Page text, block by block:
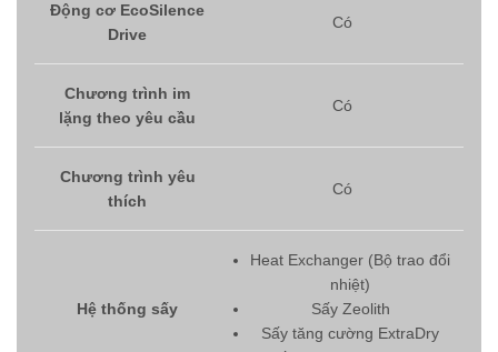
Động cơ EcoSilence
Drive
Có
Chương trình im
lặng theo yêu cầu
Có
Chương trình yêu
thích
Có
Hệ thống sấy
Heat Exchanger (Bộ trao đổi
nhiệt)
Sấy Zeolith
Sấy tăng cường ExtraDry